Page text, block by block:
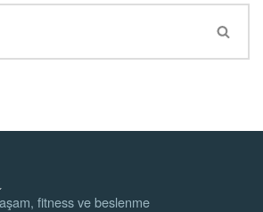
fitness ve beslenme